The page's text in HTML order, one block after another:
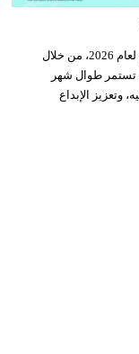
تواصل هيئة الشارقة للمتاحف تنفيذ برنامجها الصيفي لعام 2026، من خلال
تستمر طوال شهر
وتعزيز الإبداع